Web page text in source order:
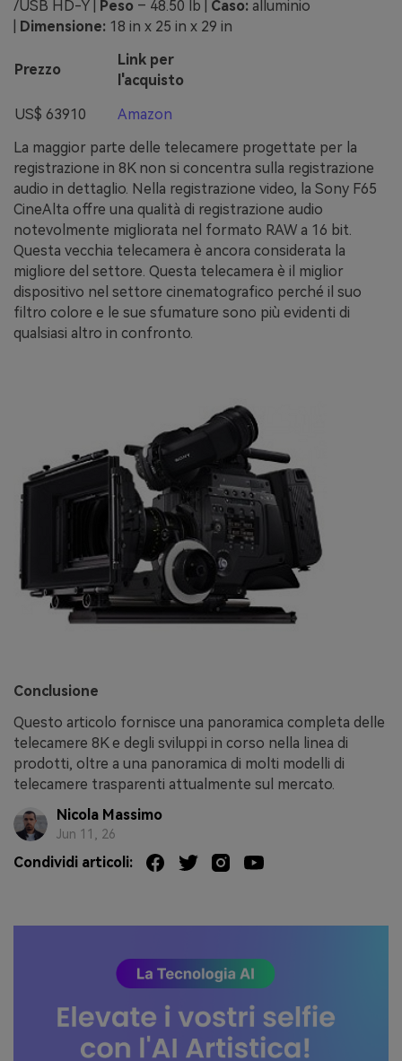
/USB HD-Y | Peso – 48.50 lb | Caso: alluminio
Dimensione: 18 in х 25 in х 29 in
Prezzo
Link per
l'acquisto
US$ 63910
Amazon
La maggior parte delle telecamere progettate per la
registrazione in 8K non si concentra sulla registrazione
audio in dettaglio. Nella registrazione video, la Sony F65
CineAlta offre una qualità di registrazione audio
notevolmente migliorata nel formato RAW a 16 bit.
Questa vecchia telecamera è ancora considerata la
migliore del settore. Questa telecamera è il miglior
dispositivo nel settore cinematografico perché il suo
filtro colore e le sue sfumature sono più evidenti di
qualsiasi altro in confronto.
Conclusione
Questo articolo fornisce una panoramica completa delle
telecamere 8K e degli sviluppi in corso nella linea di
prodotti, oltre a una panoramica di molti modelli di
telecamere trasparenti attualmente sul mercato.
Nicola Massimo
Jun 11, 26
Condividi articoli: